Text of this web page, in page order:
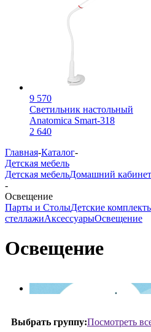
9 570
Светильник настольный
Anatomica Smart-318
2 640
Главная-Каталог-
Детская мебель
Детская мебельДомашний кабинет
-
Освещение
Парты и СтолыДетские
стеллажиАксессуарыОсвещение
Освещение
Выбрать группу:Посмотреть